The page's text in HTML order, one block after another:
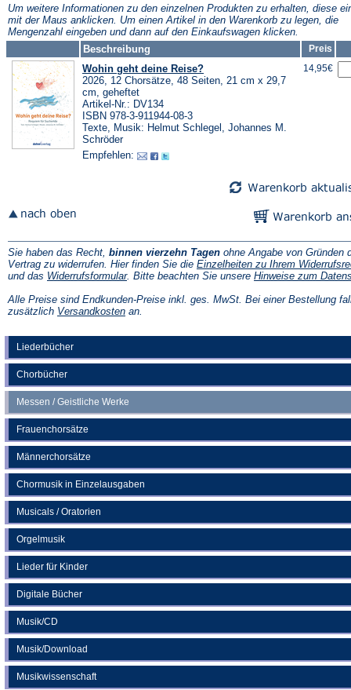
Liederbücher
Chorbücher
Messen / Geistliche Werke
Frauenchorsätze
Männerchorsätze
Chormusik in Einzelausgaben
Musicals / Oratorien
Orgelmusik
Lieder für Kinder
Digitale Bücher
Musik/CD
Musik/Download
Musikwissenschaft
Tab)
Tab)
Tab)
Um weitere Informationen zu den einzelnen Produkten zu erhalten, diese
mit der Maus anklicken. Um einen Artikel in den Warenkorb zu legen, die
Mengenzahl eingeben und dann auf den Einkaufswagen klicken.
Beschreibung
Preis
Wohin geht deine Reise?
2026, 12 Chorsätze, 48 Seiten, 21 cm x 29,7
cm, geheftet
Artikel-Nr.: DV134
ISBN 978-3-911944-08-3
Texte, Musik: Helmut Schlegel, Johannes M.
Schröder
Empfehlen:
14,95€
Sie haben das Recht, binnen vierzehn Tagen ohne Angabe von Gründen
Vertrag zu widerrufen. Hier finden Sie die Einzelheiten zu Ihrem
und das Widerrufsformular(Öffnet
einem
neuen
. Bitte beachten Sie unsere Hinweise zum
Alle Preise sind Endkunden-Preise inkl. ges. MwSt. Bei einer Bestellung
zusätzlich Versandkosten(Öffnet
an.